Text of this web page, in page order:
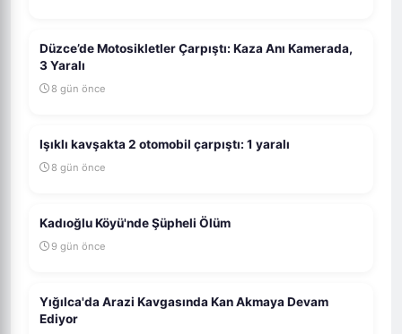
Düzce’de Motosikletler Çarpıştı: Kaza Anı Kamerada,
3 Yaralı
8 gün önce
Işıklı kavşakta 2 otomobil çarpıştı: 1 yaralı
8 gün önce
Kadıoğlu Köyü'nde Şüpheli Ölüm
9 gün önce
Yığılca'da Arazi Kavgasında Kan Akmaya Devam
Ediyor